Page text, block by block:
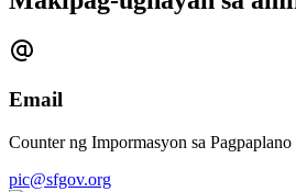
Email
Counter ng Impormasyon sa Pagpaplano
pic@sfgov.org